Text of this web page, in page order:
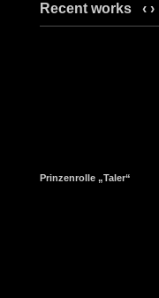
Recent works ‹ ›
Prinzenrolle „Taler“